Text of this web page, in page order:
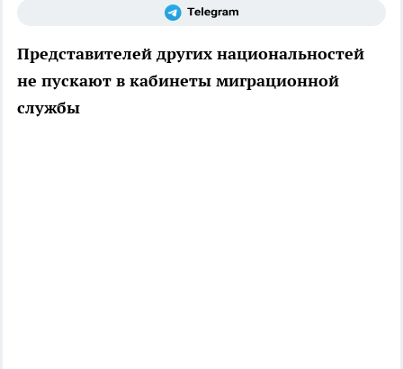
Представителей других национальностей
не пускают в кабинеты миграционной
службы